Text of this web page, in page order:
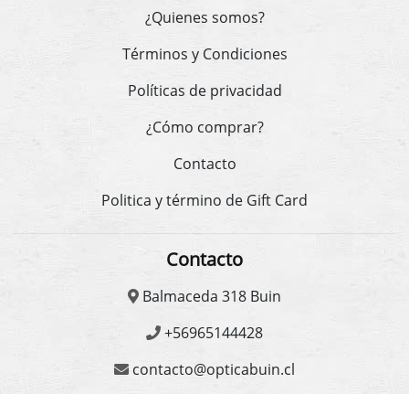
¿Quienes somos?
Términos y Condiciones
Políticas de privacidad
¿Cómo comprar?
Contacto
Politica y término de Gift Card
Contacto
Balmaceda 318 Buin
+56965144428
contacto@opticabuin.cl